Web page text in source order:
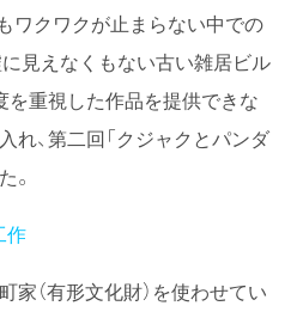
ワクワクが止まらない中での
見えなくもない古い雑居ビル
を重視した作品を提供できな
れ、第二回「クジャクとパンダ
。
作
家（有形文化財）を使わせてい